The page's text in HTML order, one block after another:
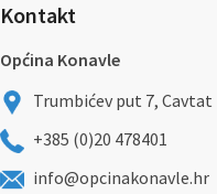
Kontakt
Općina Konavle
Trumbićev put 7, Cavtat
+385 (0)20 478401
info@opcinakonavle.hr